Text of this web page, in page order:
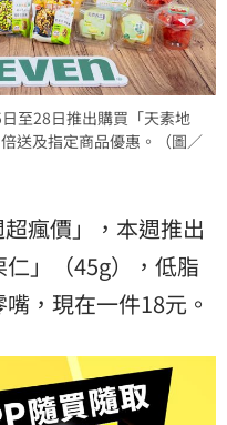
至28日推出購買「天素地
送及指定商品優惠。（圖／
瘋價」，本週推出
」（45g），低脂
，現在一件18元。